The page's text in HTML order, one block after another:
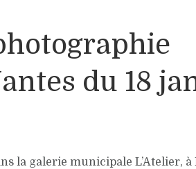
du 18
la galerie municipale L’Atelier,